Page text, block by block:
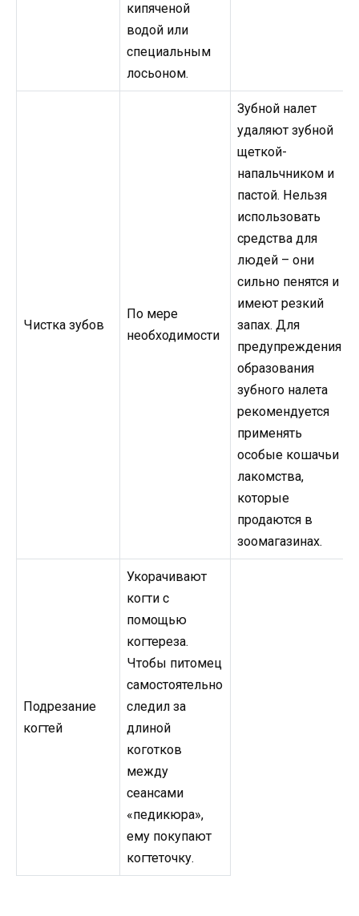
кипяченой
водой или
специальным
лосьоном.
Чистка зубов
По мере
необходимости
Зубной налет
удаляют зубной
щеткой-
напальчником и
пастой. Нельзя
использовать
средства для
людей – они
сильно пенятся и
имеют резкий
запах. Для
предупреждения
образования
зубного налета
рекомендуется
применять
особые кошачьи
лакомства,
которые
продаются в
зоомагазинах.
Подрезание
когтей
Укорачивают
когти с
помощью
когтереза.
Чтобы питомец
самостоятельно
следил за
длиной
коготков
между
сеансами
«педикюра»,
ему покупают
когтеточку.